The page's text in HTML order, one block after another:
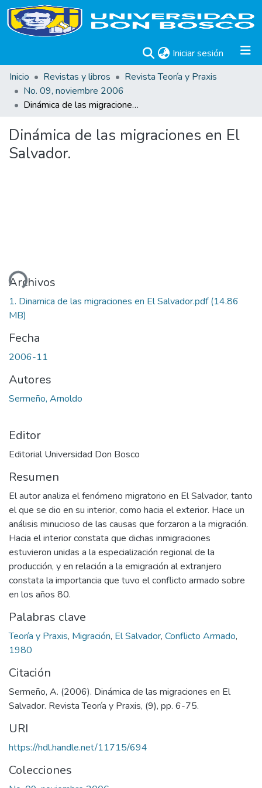
Iniciar sesión (current)
Inicio
Revistas y libros
Revista Teoría y Praxis
No. 09, noviembre 2006
Dinámica de las migraciones en El Salvador.
Dinámica de las migraciones en El
Salvador.
Archivos
1. Dinamica de las migraciones en El Salvador.pdf(14.86
MB)
Fecha
2006-11
Autores
Sermeño, Arnoldo
Editor
Editorial Universidad Don Bosco
Resumen
El autor analiza el fenómeno migratorio en El Salvador, tanto
el que se dio en su interior, como hacia el exterior. Hace un
análisis minucioso de las causas que forzaron a la migración.
Hacia el interior constata que dichas inmigraciones
estuvieron unidas a la especialización regional de la
producción, y en relación a la emigración al extranjero
constata la importancia que tuvo el conflicto armado sobre
en los años 80.
Palabras clave
Teoría y Praxis, Migración, El Salvador, Conflicto Armado,
1980
Citación
Sermeño, A. (2006). Dinámica de las migraciones en El
Salvador. Revista Teoría y Praxis, (9), pp. 6-75.
URI
https://hdl.handle.net/11715/694
Colecciones